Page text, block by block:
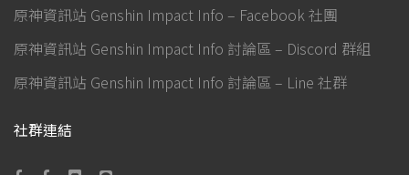
原神資訊站 Genshin Impact Info – Facebook 社團
原神資訊站 Genshin Impact Info 討論區 – Discord 群組
原神資訊站 Genshin Impact Info 討論區 – Line 社群
社群連結